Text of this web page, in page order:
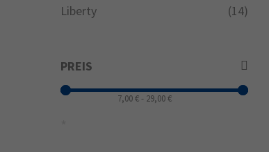
Liberty (14)
PREIS